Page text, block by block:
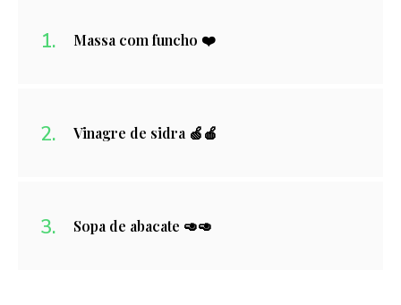
Massa com funcho ❤️
Vinagre de sidra 🍏🍎
Sopa de abacate 🥑🥑